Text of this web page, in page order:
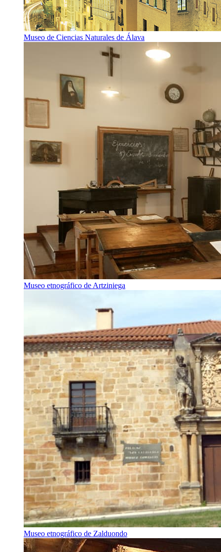
Museo de Ciencias Naturales de Álava
Museo etnográfico de Artziniega
Museo etnográfico de Zalduondo